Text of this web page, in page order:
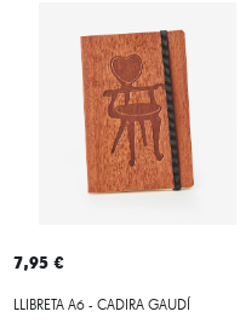
7,95 €
LLIBRETA A6 - CADIRA GAUDÍ